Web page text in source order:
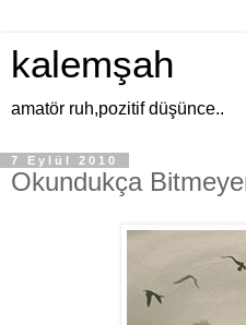
kalemşah
amatör ruh,pozitif düşünce..
7 Eylül 2010
Okundukça